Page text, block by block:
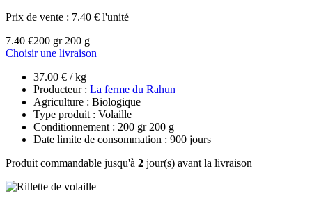
Prix de vente : 7.40 € l'unité
7.40 €200 gr 200 g
Choisir une livraison
37.00 € / kg
Producteur : La ferme du Rahun
Agriculture : Biologique
Type produit : Volaille
Conditionnement : 200 gr 200 g
Date limite de consommation : 900 jours
Produit commandable jusqu'à 2 jour(s) avant la livraison